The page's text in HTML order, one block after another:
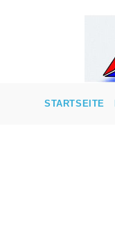
STARTSEITE